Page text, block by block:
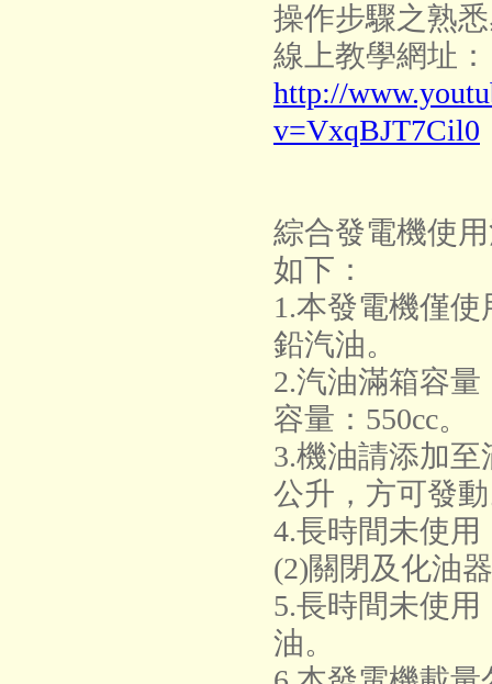
操作步驟之熟
線上教學網址：
http://
v=VxqBJT7Cil0
綜合發電機使
如下：
1.本發電機僅
鉛汽油。
2.汽油滿箱容
容量：550cc。
3.機油請添加
公升，方可發
4.長時間未使
(2)關閉及化油
5.長時間未使
油。